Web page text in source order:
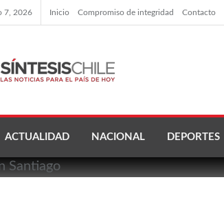
7, 2026 Inicio Compromiso de integridad Contacto
ACTUALIDAD NACIONAL DEPORTES